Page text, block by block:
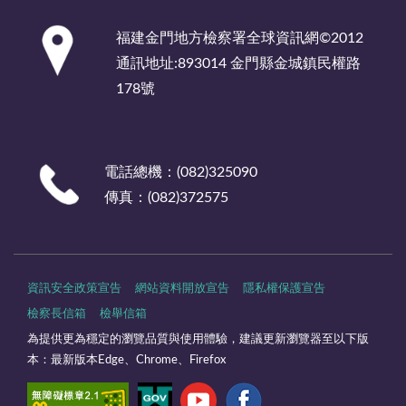
福建金門地方檢察署全球資訊網©2012
通訊地址:893014 金門縣金城鎮民權路
178號
電話總機：(082)325090
傳真：(082)372575
資訊安全政策宣告 網站資料開放宣告 隱私權保護宣告
檢察長信箱 檢舉信箱
為提供更為穩定的瀏覽品質與使用體驗，建議更新瀏覽器至以下版
本：最新版本Edge、Chrome、Firefox